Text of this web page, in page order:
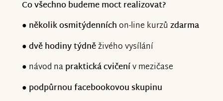
Co všechno budeme moct realizovat?
● několik osmitýdenníchon-line kurzů zdarma
●dvě hodiny týdněživého vysílání
● návod napraktická cvičenív mezičase
● podpůrnou facebookovou skupinu